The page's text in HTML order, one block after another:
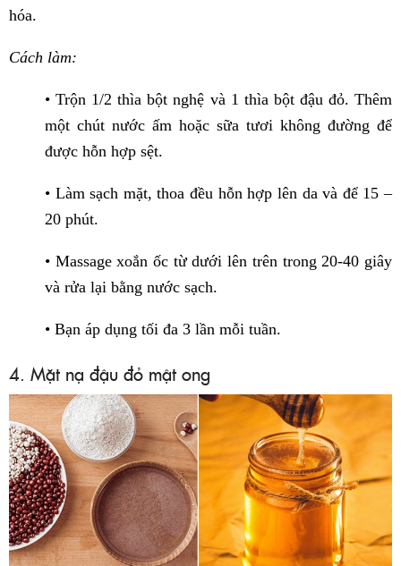
hóa.
Cách làm:
• Trộn 1/2 thìa bột nghệ và 1 thìa bột đậu đỏ. Thêm
một chút nước ấm hoặc sữa tươi không đường để
được hỗn hợp sệt.
• Làm sạch mặt, thoa đều hỗn hợp lên da và để 15 –
20 phút.
• Massage xoắn ốc từ dưới lên trên trong 20-40 giây
và rửa lại bằng nước sạch.
• Bạn áp dụng tối đa 3 lần mỗi tuần.
4. Mặt nạ đậu đỏ mật ong